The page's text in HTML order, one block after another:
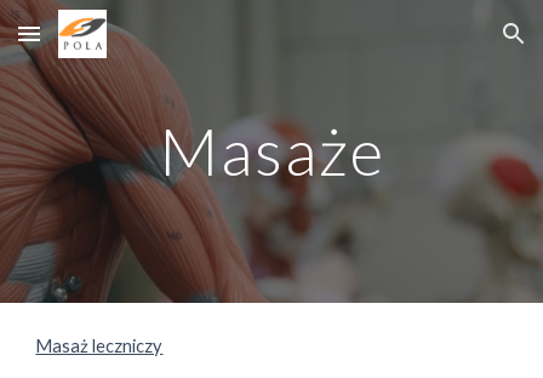
Skip to main content Skip to navigation
Masaże
Masaż leczniczy